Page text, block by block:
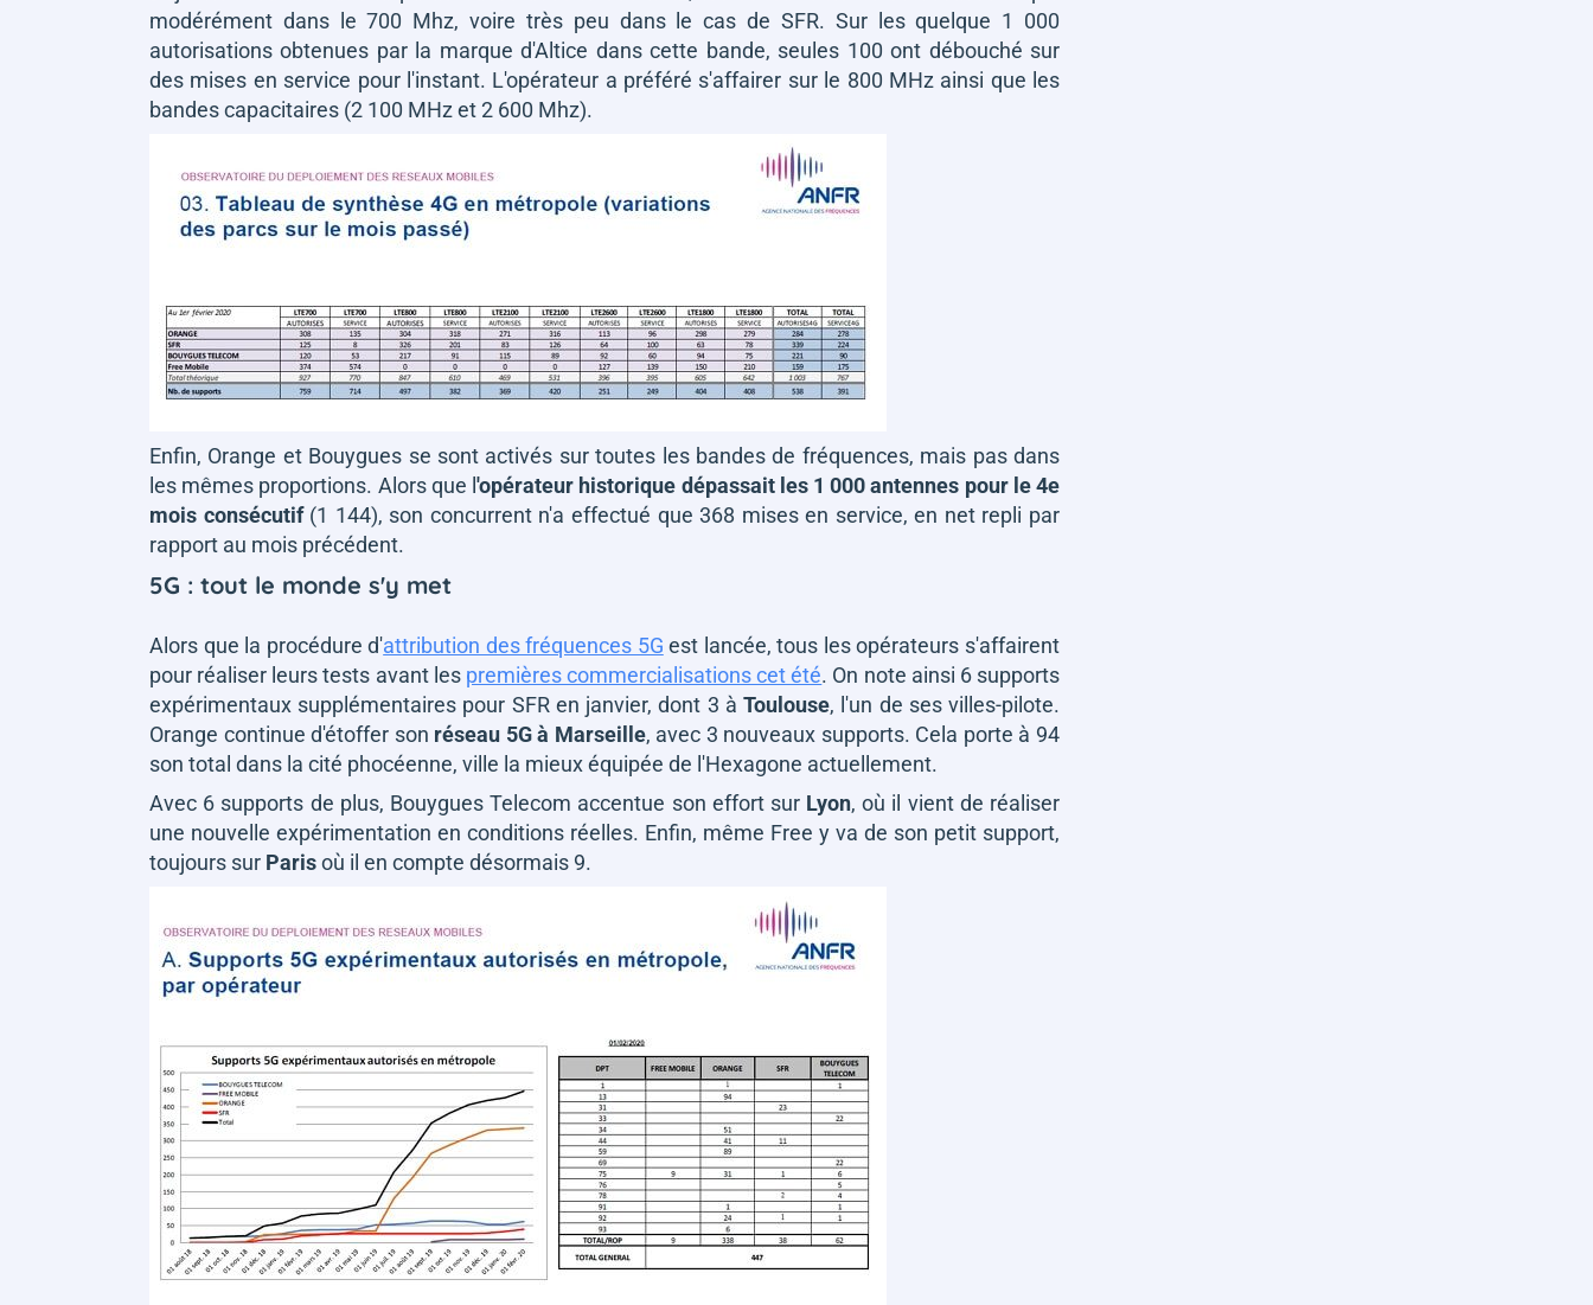
modérément dans le 700 Mhz, voire très peu dans le cas de SFR. Sur les quelque 1 000
autorisations obtenues par la marque d'Altice dans cette bande, seules 100 ont débouché sur
des mises en service pour l'instant. L'opérateur a préféré s'affairer sur le 800 MHz ainsi que les
bandes capacitaires (2 100 MHz et 2 600 Mhz).
Enfin, Orange et Bouygues se sont activés sur toutes les bandes de fréquences, mais pas dans
les mêmes proportions. Alors que l'opérateur historique dépassait les 1 000 antennes pour le 4e
mois consécutif(1 144), son concurrent n'a effectué que 368 mises en service, en net repli par
rapport au mois précédent.
5G : tout le monde s'y met
Alors que la procédure d'attribution des fréquences 5G est lancée, tous les opérateurs s'affairent
pour réaliser leurs tests avant les premières commercialisations cet été. On note ainsi 6 supports
expérimentaux supplémentaires pour SFR en janvier, dont 3 àToulouse, l'un de ses villes-pilote.
Orange continue d'étoffer son réseau 5G à Marseille, avec 3 nouveaux supports. Cela porte à 94
son total dans la cité phocéenne, ville la mieux équipée de l'Hexagone actuellement.
Avec 6 supports de plus, Bouygues Telecom accentue son effort sur Lyon, où il vient de réaliser
une nouvelle expérimentation en conditions réelles. Enfin, même Free y va de son petit support,
toujours sur Parisoù il en compte désormais 9.